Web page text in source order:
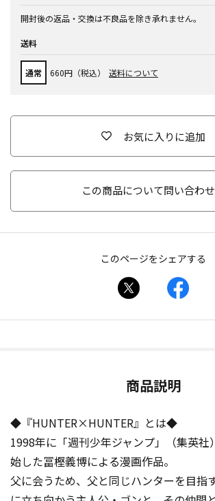
開封後の返品・交換は不良品を除き承れません。
送料
通常 660円（税込） 送料について
お気に入りに追加
この商品について問い合わ
このページをシェアする
商品説明
◆『HUNTER×HUNTER』とは◆
1998年に「週刊少年ジャンプ」（集英社
始した冨樫義博による漫画作品。
父に会うため、父と同じハンターを目指